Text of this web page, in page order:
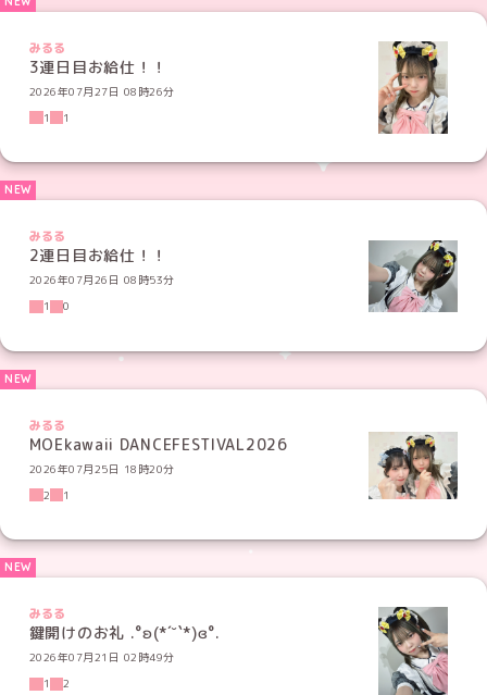
みるる
3連日目お給仕！！
2026年07月27日 08時26分
1
1
みるる
2連日目お給仕！！
2026年07月26日 08時53分
1
0
みるる
MOEkawaii DANCEFESTIVAL2026
2026年07月25日 18時20分
2
1
みるる
鍵開けのお礼 .°ʚ(*´˘`*)ɞ°.
2026年07月21日 02時49分
1
2